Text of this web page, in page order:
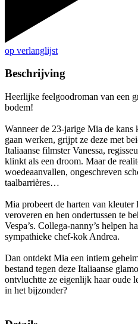
op verlanglijst
Beschrijving
Heerlijke feelgoodroman van een
bodem!
Wanneer de 23-jarige Mia de
gaan werken, grijpt ze deze met
Italiaanse filmster Vanessa,
klinkt als een droom. Maar de
woedeaanvallen, ongeschreven
taalbarrières…
Mia probeert de harten van kleuter
veroveren en hen ondertussen te
Vespa’s. Collega-nanny’s helpen
sympathieke chef-kok Andrea.
Dan ontdekt Mia een intiem
bestand tegen deze Italiaanse
ontvluchtte ze eigenlijk haar oude
in het bijzonder?